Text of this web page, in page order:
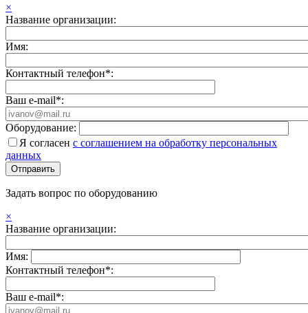
×
Название организации:
Имя:
Контактный телефон*:
Ваш e-mail*:
Оборудование:
Я согласен с соглашением на обработку персональных
данных
Задать вопрос по оборудованию
×
Название организации:
Имя:
Контактный телефон*:
Ваш e-mail*: